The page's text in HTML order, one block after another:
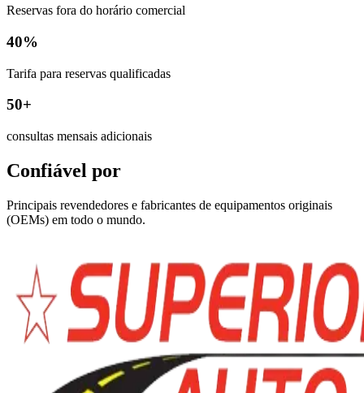
Reservas fora do horário comercial
40%
Tarifa para reservas qualificadas
50+
consultas mensais adicionais
Confiável por
Principais revendedores e fabricantes de equipamentos originais
(OEMs) em todo o mundo.